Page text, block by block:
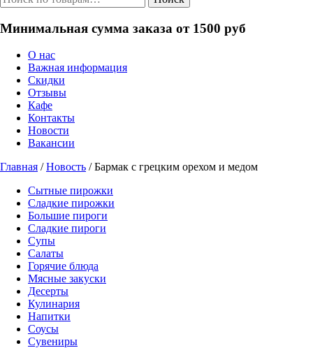
Минимальная сумма заказа от 1500 руб
О нас
Важная информация
Скидки
Отзывы
Кафе
Контакты
Новости
Вакансии
Главная /Новость / Бармак с грецким орехом и медом
Сытные пирожки
Сладкие пирожки
Большие пироги
Сладкие пироги
Супы
Салаты
Горячие блюда
Мясные закуски
Десерты
Кулинария
Напитки
Соусы
Сувениры